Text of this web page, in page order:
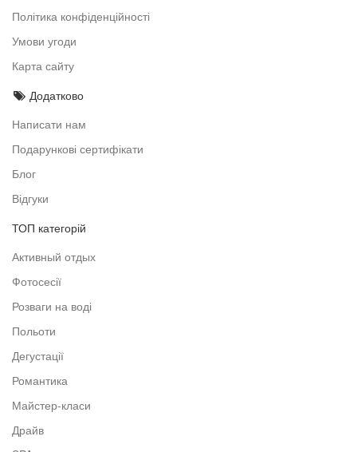
Політика конфіденційності
Умови угоди
Карта сайту
Додатково
Написати нам
Подарункові сертифікати
Блог
Відгуки
ТОП категорій
Активный отдых
Фотосесії
Розваги на воді
Польоти
Дегустації
Романтика
Майстер-класи
Драйв